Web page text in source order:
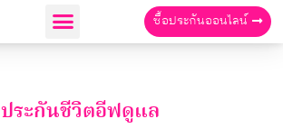
ซื้อประกันออนไลน์
ประกันชีวิตอีฟดูแล